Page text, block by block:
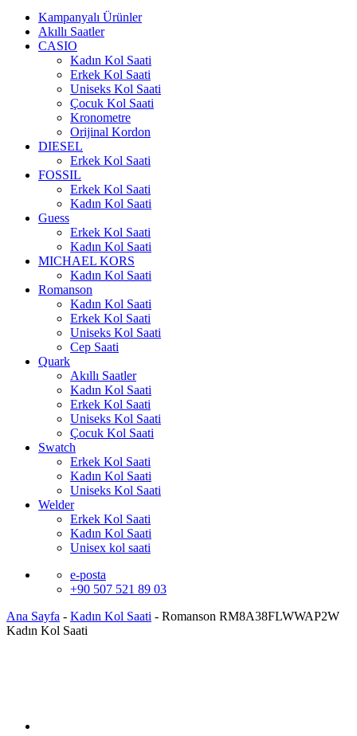
Kampanyalı Ürünler
Akıllı Saatler
CASIO
Kadın Kol Saati
Erkek Kol Saati
Uniseks Kol Saati
Çocuk Kol Saati
Kronometre
Orijinal Kordon
DIESEL
Erkek Kol Saati
FOSSIL
Erkek Kol Saati
Kadın Kol Saati
Guess
Erkek Kol Saati
Kadın Kol Saati
MICHAEL KORS
Kadın Kol Saati
Romanson
Kadın Kol Saati
Erkek Kol Saati
Uniseks Kol Saati
Cep Saati
Quark
Akıllı Saatler
Kadın Kol Saati
Erkek Kol Saati
Uniseks Kol Saati
Çocuk Kol Saati
Swatch
Erkek Kol Saati
Kadın Kol Saati
Uniseks Kol Saati
Welder
Erkek Kol Saati
Kadın Kol Saati
Unisex kol saati
e-posta
+90 507 521 89 03
Ana Sayfa - Kadın Kol Saati - Romanson RM8A38FLWWAP2W
Kadın Kol Saati